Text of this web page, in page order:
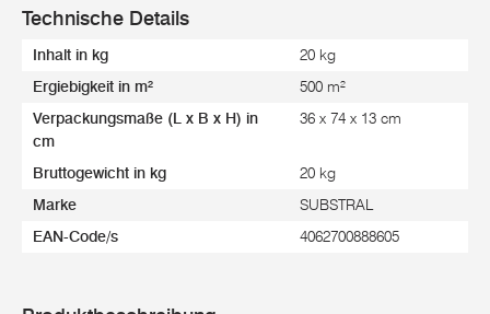
Technische Details
Inhalt in kg 20 kg
Ergiebigkeit in m² 500 m²
Verpackungsmaße (L x B x H) in
cm
36 x 74 x 13 cm
Bruttogewicht in kg 20 kg
Marke SUBSTRAL
EAN-Code/s 4062700888605